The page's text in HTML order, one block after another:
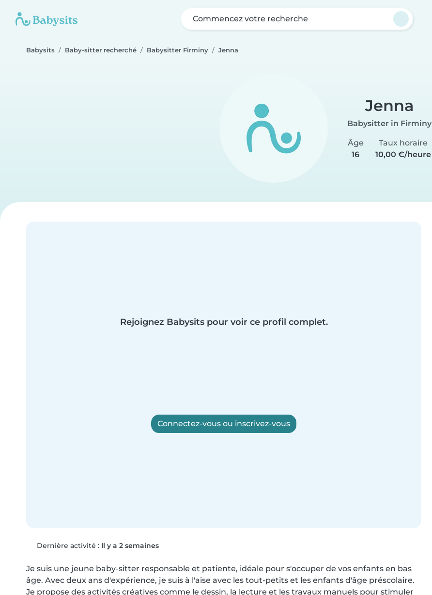
Commencez votre recherche
Babysits Baby-sitter recherché Babysitter Firminy Jenna
Jenna
Babysitter in Firminy
Âge
16
Taux horaire
10,00 €/heure
Rejoignez Babysits pour voir ce profil complet.
Connectez-vous ou inscrivez-vous
Dernière activité : Il y a 2 semaines
Je suis une jeune baby-sitter responsable et patiente, idéale pour s'occuper de vos enfants en bas
âge. Avec deux ans d'expérience, je suis à l'aise avec les tout-petits et les enfants d'âge préscolaire.
Je propose des activités créatives comme le dessin, la lecture et les travaux manuels pour stimuler